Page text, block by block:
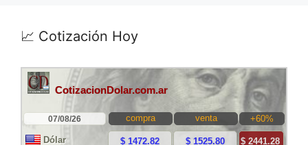
📈 Cotización Hoy